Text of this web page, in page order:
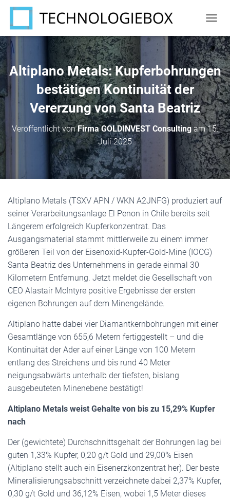
A
V
I
G
A
T
I
O
N
U
M
S
C
H
A
E
Altiplano Metals: Kupferbohrungen
bestätigen Kontinuität der
Vererzung von Santa Beatriz
Veröffentlicht vonFirma GOLDINVEST Consultingam15.
Juli 2025
Altiplano Metals (TSXV APN / WKN A2JNFG) produziert auf
seiner Verarbeitungsanlage El Penon in Chile bereits seit
Längerem erfolgreich Kupferkonzentrat. Das
Ausgangsmaterial stammt mittlerweile zu einem immer
größeren Teil von der Eisenoxid-Kupfer-Gold-Mine (IOCG)
Santa Beatriz des Unternehmens in gerade einmal 30
Kilometern Entfernung. Jetzt meldet die Gesellschaft von
CEO Alastair McIntyre positive Ergebnisse der ersten
eigenen Bohrungen auf dem Minengelände.
Altiplano hatte dabei vier Diamantkernbohrungen mit einer
Gesamtlänge von 655,6 Metern fertiggestellt – und die
Kontinuität der Ader auf einer Länge von 100 Metern
entlang des Streichens und bis rund 40 Meter
neigungsabwärts unterhalb der tiefsten, bislang
ausgebeuteten Minenebene bestätigt!
Altiplano Metals weist Gehalte von bis zu 15,29% Kupfer
nach
Der (gewichtete) Durchschnittsgehalt der Bohrungen lag bei
guten 1,33% Kupfer, 0,20 g/t Gold und 29,00% Eisen
(Altiplano stellt auch ein Eisenerzkonzentrat her). Der beste
Mineralisierungsabschnitt verzeichnete dabei 2,37% Kupfer,
0,30 g/t Gold und 36,12% Eisen, wobei 1,5 Meter dieses